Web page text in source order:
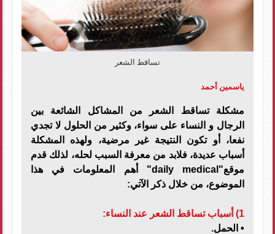
تساقط الشعر
ياسمين أحمد
مشكلة تساقط الشعر من المشاكل الشائعة بين
الرجال و النساء على سواء، وكثير من الحلول لا تجدي
نفعا، أو تكون النتيجة غير مرضية، ولهذه المشكلة
أسباب عديدة، فلابد من معرفة السبب لحله، لذلك قدم
موقع"daily medical" أهم المعلومات في هذا
الموضوع، من خلال ذكر الآتي:
1) أسباب تساقط الشعر عند النساء:
• الحمل.